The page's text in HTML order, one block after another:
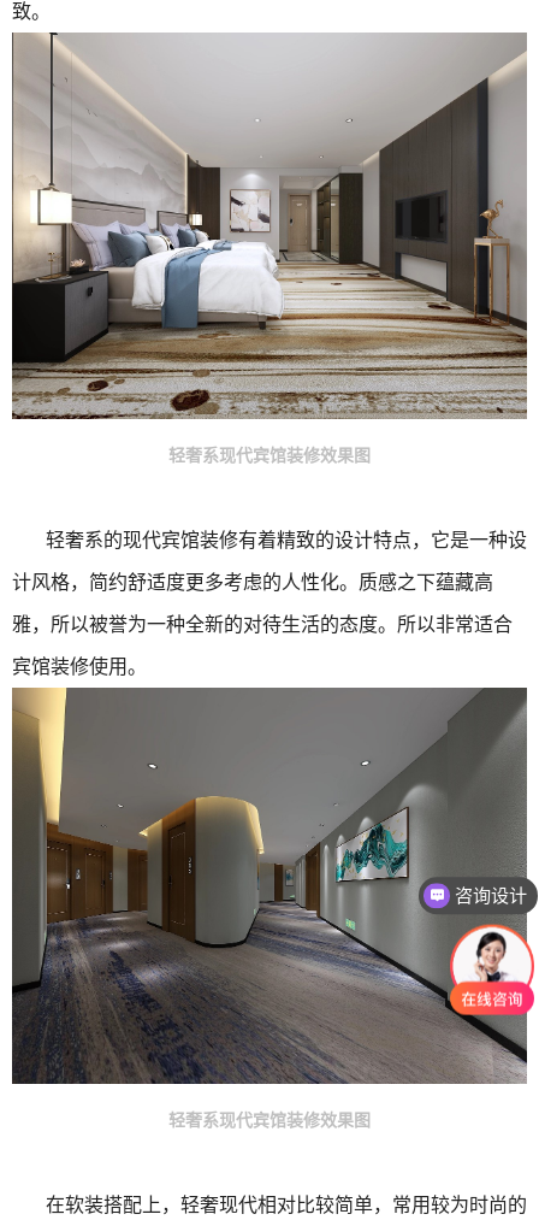
致。
轻奢系现代宾馆装修效果图
轻奢系的现代宾馆装修有着精致的设计特点，它是一种设
计风格，简约舒适度更多考虑的人性化。质感之下蕴藏高
雅，所以被誉为一种全新的对待生活的态度。所以非常适合
宾馆装修使用。
轻奢系现代宾馆装修效果图
在软装搭配上，轻奢现代相对比较简单，常用较为时尚的
咨询设计